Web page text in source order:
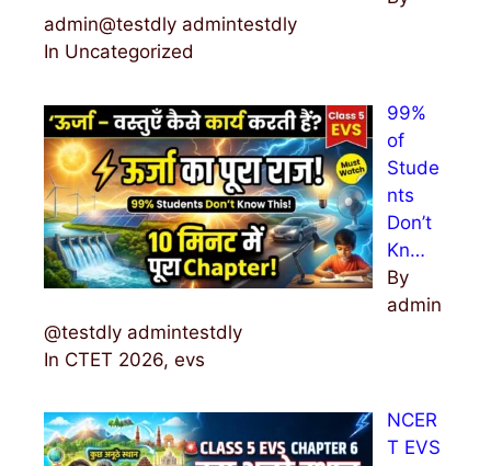
admin@testdly admintestdly
In Uncategorized
99%
of
Stude
nts
Don’t
Kn…
By
admin
@testdly admintestdly
In CTET 2026, evs
NCER
T EVS